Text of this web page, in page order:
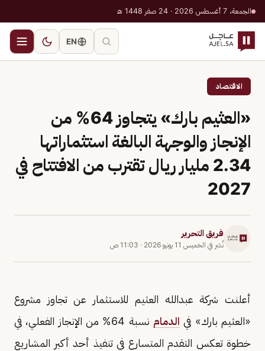
الجمعة، 7 أغسطس 2026 · 24 صفر 1448 هـ
EN
الاقتصاد
«العثيم بارك» يتجاوز 64% من
الإنجاز والوجهة البالغة استثماراتها
2.34 مليار ريال تقترب من الافتتاح في
2027
فريق التحرير
نُشر في الخميس 11 يونيو 2026 · 11:03 ص
أعلنت شركة عبدالله العثيم للاستثمار عن تجاوز مشروع
«العثيم بارك» في الدمام
نسبة 64% من الإنجاز الفعلي، في
خطوة تعكس التقدم المتسارع في تنفيذ أحد أكبر المشاريع